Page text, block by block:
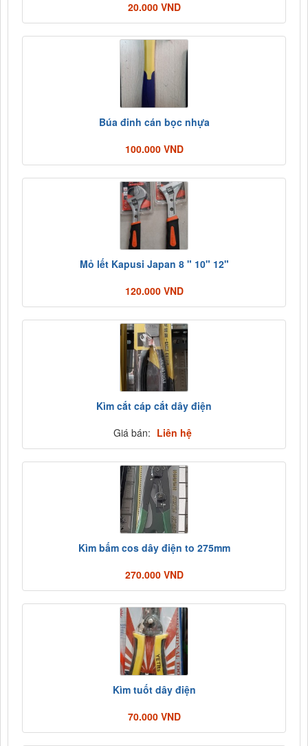
20.000 VND
Búa đinh cán bọc nhựa
100.000 VND
Mỏ lết Kapusi Japan 8 " 10" 12"
120.000 VND
Kìm cắt cáp cắt dây điện
Giá bán: Liên hệ
Kìm bấm cos dây điện to 275mm
270.000 VND
Kìm tuốt dây điện
70.000 VND